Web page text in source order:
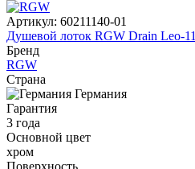
Артикул: 60211140-01
Душевой лоток RGW Drain Leo-11
Бренд
RGW
Страна
Германия
Гарантия
3 года
Основной цвет
хром
Поверхность